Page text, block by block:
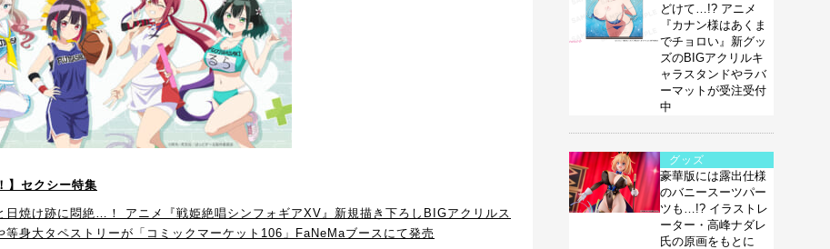
】セクシー特集
日焼け跡に悶絶…！ アニメ『戦姫絶唱シンフォギアXV』新規描き下ろしBIGアクリルス
等身大タペストリーが「コミックマーケット106」FaNeMaブースにて発売
どけて…!? アニメ
『カナン様はあくま
でチョロい』新グッ
ズのBIGアクリルキ
ャラスタンドやラバ
ーマットが受注受付
中
グッズ
豪華版には露出仕様
のバニースーツパー
ツも…!? イラストレ
ーター・高峰ナダレ
氏の原画をもとに